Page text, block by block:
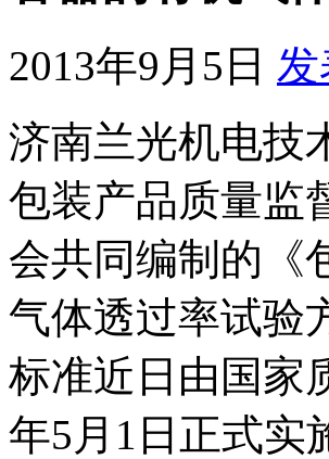
2013年9月5日
济南兰光机电技
包装产品质量监
会共同编制的《
气体透过率试验
标准近日由国家
年5月1日正式实